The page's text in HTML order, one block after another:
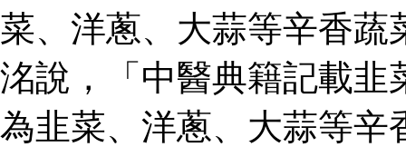
菜、洋蔥、大蒜等辛香蔬
洺說，「中醫典籍記載韭
為韭菜、洋蔥、大蒜等辛